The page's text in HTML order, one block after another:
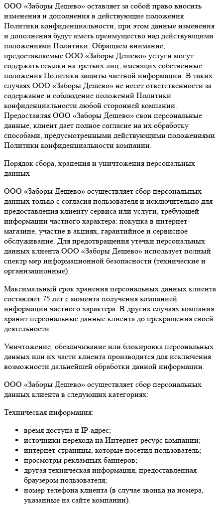
ООО «Заборы Дешево» оставляет за собой право вносить
изменения и дополнения в действующие положения
Политики конфиденциальности, при этом данные изменения
и дополнения будут иметь преимущество над действующими
положениями Политики. Обращаем внимание,
предоставляемые ООО «Заборы Дешево» услуги могут
содержать ссылки на третьих лиц, имеющих собственные
положения Политики защиты частной информации. В таких
случаях ООО «Заборы Дешево» не несет ответственности за
содержание и соблюдение положений Политики
конфиденциальности любой сторонней компании.
Предоставляя ООО «Заборы Дешево» свои персональные
данные, клиент дает полное согласие на их обработку
способами, предусмотренными действующими положениями
Политики конфиденциальности компании.
Порядок сбора, хранения и уничтожения персональных
данных
ООО «Заборы Дешево» осуществляет сбор персональных
данных только с согласия пользователя и исключительно для
предоставления клиенту сервиса или услуги, требующей
информации частного характера: покупка в интернет-
магазине, участие в акциях, гарантийное и сервисное
обслуживание. Для предотвращения утечки персональных
данных клиента ООО «Заборы Дешево» использует полный
спектр мер информационной безопасности (технические и
организационные).
Максимальный срок хранения персональных данных клиента
составляет 75 лет с момента получения компанией
информации частного характера. В других случаях компания
хранит персональные данные клиента до прекращения своей
деятельности.
Уничтожение, обезличивание или блокировка персональных
данных или их части клиента производится для исключения
возможности дальнейшей обработки данной информации.
ООО «Заборы Дешево» осуществляет сбор персональных
данных клиента в следующих категориях:
Техническая информация:
время доступа и IP-адрес;
источники перехода на Интернет-ресурс компании;
интернет-страницы, которые посетил пользователь;
просмотры рекламных баннеров;
другая техническая информация, предоставленная
браузером пользователя;
номер телефона клиента (в случае звонка на номера,
указанные на сайте компании).